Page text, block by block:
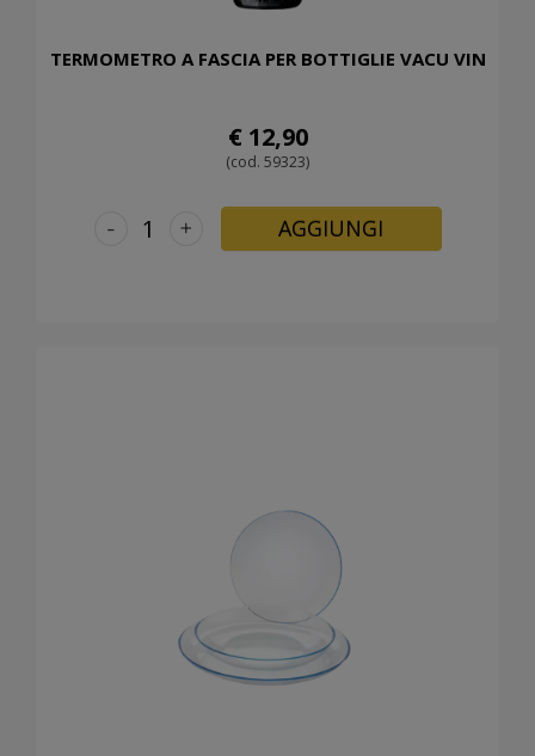
TERMOMETRO A FASCIA PER BOTTIGLIE VACU VIN
€ 12,90
(cod. 59323)
+
- AGGIUNGI